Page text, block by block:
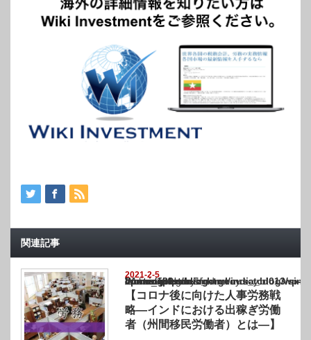
関連記事
2021-2-5
Warning
: Undefined array key "show_category" in
/home/netst/kuno-cpa.co.jp/public_html/india_blog/wp-content/themes/
on line183
【コロナ後に向けた人事労務戦
略―インドにおける出稼ぎ労働
者（州間移民労働者）とは―】